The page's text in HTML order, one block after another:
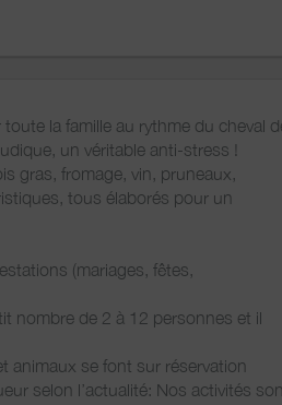
la famille au rythme du cheval
un véritable anti-stress !
gras, fromage, vin, pruneaux,
tous élaborés pour un
(mariages, fêtes,
nombre de 2 à 12 personnes et il
animaux se font sur réservation
selon l’actualité: Nos activités